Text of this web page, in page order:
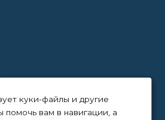
95 куки-файлы и другие
помочь вам в навигации, а